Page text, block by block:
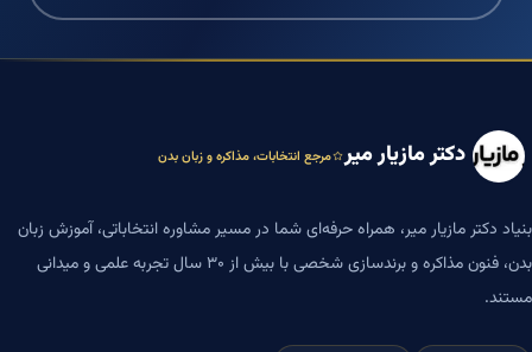
دکتر مازیار میر مرجع انتخابات، مذاکره و زبان بدن
بنیاد دکتر مازیار میر، همراه حرفه‌ای شما در مسیر مشاوره انتخاباتی، آموزش زبان
بدن، فنون مذاکره و برندسازی شخصی با بیش از ۳۰ سال تجربه علمی و میدانی
مستند.